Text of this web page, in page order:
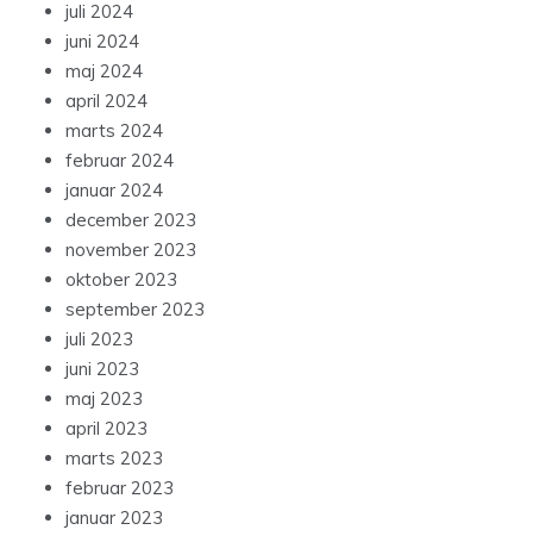
juni 2024
maj 2024
april 2024
marts 2024
februar 2024
januar 2024
december 2023
november 2023
oktober 2023
september 2023
juli 2023
juni 2023
maj 2023
april 2023
marts 2023
februar 2023
januar 2023
december 2022